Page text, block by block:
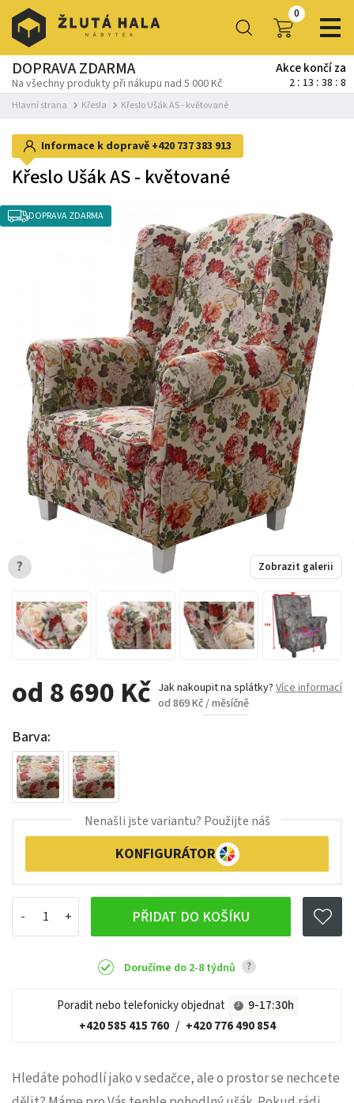
0
DOPRAVA ZDARMA
Na všechny produkty při nákupu nad 5 000 Kč
Akce končí za
2 13 38 7
Hlavní strana Křesla Křeslo Ušák AS - květované
od 8 690 Kč Jak nakoupit na splátky? Více informací
od 869 Kč / měsíčně
Barva:
PŘIDAT DO KOŠÍKU
Nenašli jste variantu? Použijte náš
KONFIGURÁTOR
Doručíme do 2-8 týdnů ?
Poradit nebo telefonicky objednat
9-17:30h
+420 585 415 760 / +420 776 490 854
Informace k dopravě +420 737 383 913
Křeslo Ušák AS - květované
DOPRAVA ZDARMA
Zobrazit galerii
?
Hledáte pohodlí jako v sedačce, ale o prostor se nechcete